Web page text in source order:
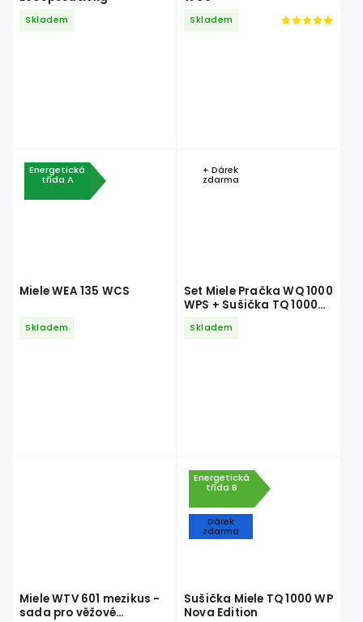
Skladem Skladem
Energetická
třída A
Miele WEA 135 WCS
Skladem
+ Dárek
zdarma
Set Miele Pračka WQ 1000
WPS + Sušička TQ 1000
Skladem
Miele WTV 601 mezikus -
sada pro věžové
Energetická
třída B
Dárek
zdarma
Sušička Miele TQ 1000 WP
Nova Edition